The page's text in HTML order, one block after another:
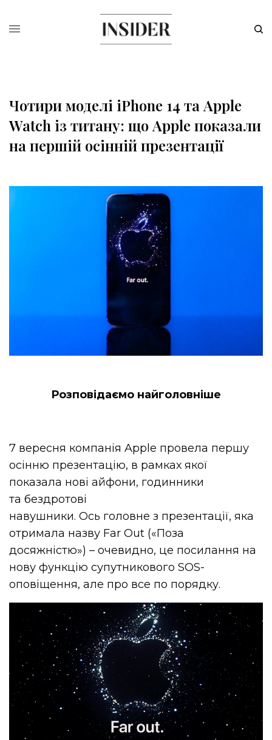
Чотири моделі iPhone 14 та Apple
Watch із титану: що Apple показали
на першій осінній презентації
Розповідаємо найголовніше
7 вересня компанія Apple провела першу
осінню презентацію, в рамках якої
показала нові айфони, годинники
та бездротові
навушники. Ось головне з презентації, яка
отримала назву Far Out («Поза
досяжністю») – очевидно, це посилання на
нову функцію супутникового SOS-
оповіщення, але про все по порядку.